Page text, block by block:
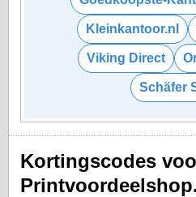
Kleinkantoor.nl
Viking Direct
Schäfer
Kortingscodes